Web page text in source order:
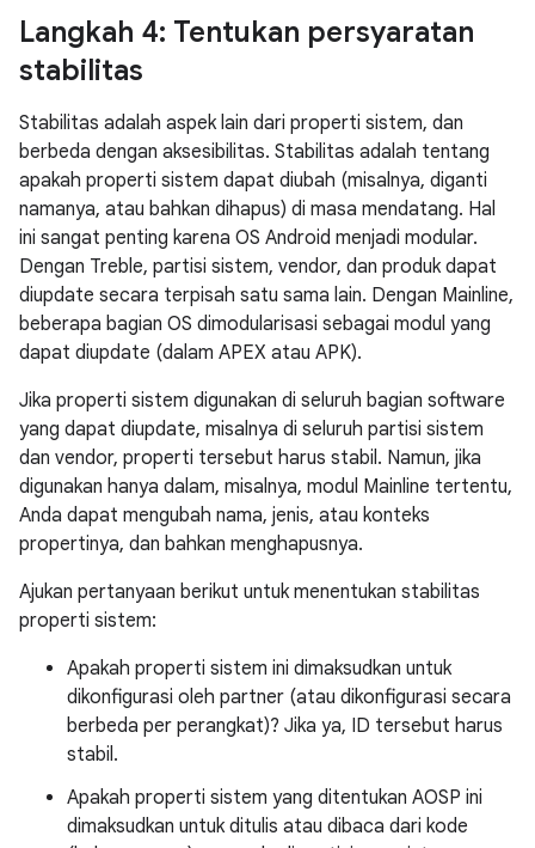
Langkah 4: Tentukan persyaratan
stabilitas
Stabilitas adalah aspek lain dari properti sistem, dan
berbeda dengan aksesibilitas. Stabilitas adalah tentang
apakah properti sistem dapat diubah (misalnya, diganti
namanya, atau bahkan dihapus) di masa mendatang. Hal
ini sangat penting karena OS Android menjadi modular.
Dengan Treble, partisi sistem, vendor, dan produk dapat
diupdate secara terpisah satu sama lain. Dengan Mainline,
beberapa bagian OS dimodularisasi sebagai modul yang
dapat diupdate (dalam APEX atau APK).
Jika properti sistem digunakan di seluruh bagian software
yang dapat diupdate, misalnya di seluruh partisi sistem
dan vendor, properti tersebut harus stabil. Namun, jika
digunakan hanya dalam, misalnya, modul Mainline tertentu,
Anda dapat mengubah nama, jenis, atau konteks
propertinya, dan bahkan menghapusnya.
Ajukan pertanyaan berikut untuk menentukan stabilitas
properti sistem:
Apakah properti sistem ini dimaksudkan untuk
dikonfigurasi oleh partner (atau dikonfigurasi secara
berbeda per perangkat)? Jika ya, ID tersebut harus
stabil.
Apakah properti sistem yang ditentukan AOSP ini
dimaksudkan untuk ditulis atau dibaca dari kode